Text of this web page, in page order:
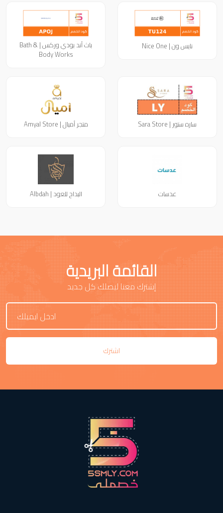
نايس ون | Nice One باث أند بودي وركس | Bath &
Body Works
ساره ستور | Sara Store متجر أميال | Amyal Store
عدسات البداح للعود | Albdah
القائمة البريدية
إشترك معنا ليصلك كل جديد
اشترك